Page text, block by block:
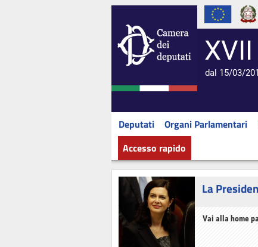
dal 15/03/
Deputati Organi Parlamentari
Accesso rapido
La
Vai alla home